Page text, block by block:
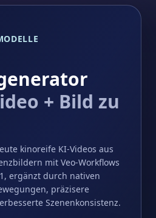
+ Bild zu
kinoreife KI-Videos aus
mit Veo-Workflows
ergänzt durch nativen
präzisere
Szenenkonsistenz.